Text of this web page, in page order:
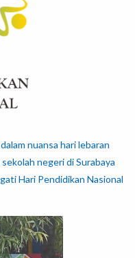
nuansa hari lebaran
negeri di Surabaya
Hari Pendidikan Nasional